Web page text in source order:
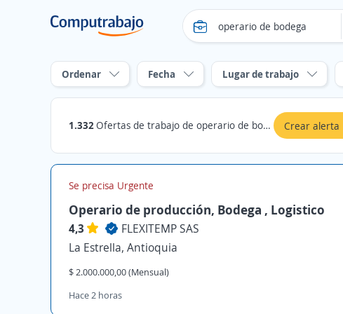
Ordenar Fecha Lugar de trabajo
1.332Ofertas de trabajo de operario de bodega Crear alerta
Se precisa Urgente
Operario de producción, Bodega , Logistico
4,3
FLEXITEMP SAS
La Estrella, Antioquia
$ 2.000.000,00 (Mensual)
Hace 2 horas